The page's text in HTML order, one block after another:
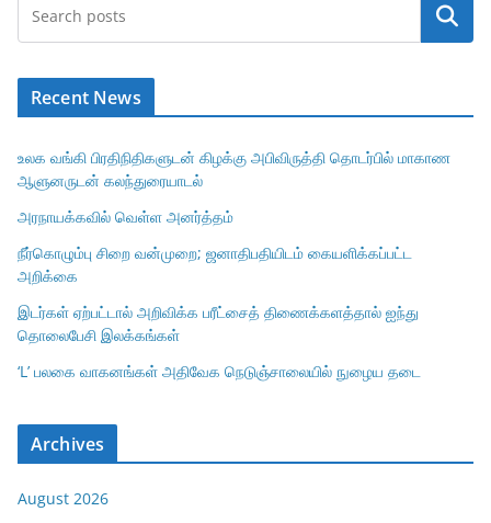
Search
Recent News
உலக வங்கி பிரதிநிதிகளுடன் கிழக்கு அபிவிருத்தி தொடர்பில் மாகாண
ஆளுனருடன் கலந்துரையாடல்
அரநாயக்கவில் வெள்ள அனர்த்தம்
நீர்கொழும்பு சிறை வன்முறை; ஜனாதிபதியிடம் கையளிக்கப்பட்ட
அறிக்கை
இடர்கள் ஏற்பட்டால் அறிவிக்க பரீட்சைத் திணைக்களத்தால் ஐந்து
தொலைபேசி இலக்கங்கள்
‘L’ பலகை வாகனங்கள் அதிவேக நெடுஞ்சாலையில் நுழைய தடை
Archives
August 2026